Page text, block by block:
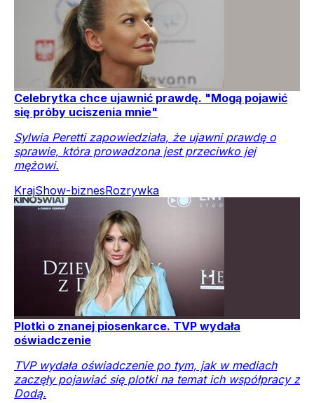
Celebrytka chce ujawnić prawdę. "Mogą pojawić
się próby uciszenia mnie"
Sylwia Peretti zapowiedziała, że ujawni prawdę o
sprawie, która prowadzona jest przeciwko jej
mężowi.
KrajShow-biznesRozrywka
Plotki o znanej piosenkarce. TVP wydała
oświadczenie
TVP wydała oświadczenie po tym, jak w mediach
zaczęły pojawiać się plotki na temat ich współpracy z
Dodą.